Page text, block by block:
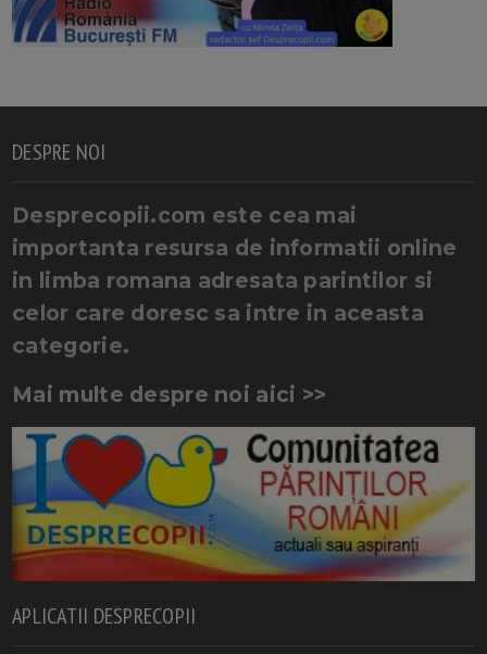
DESPRE NOI
Desprecopii.com este cea mai
importanta resursa de informatii online
in limba romana adresata parintilor si
celor care doresc sa intre in aceasta
categorie.
Mai multe despre noi aici >>
APLICATII DESPRECOPII